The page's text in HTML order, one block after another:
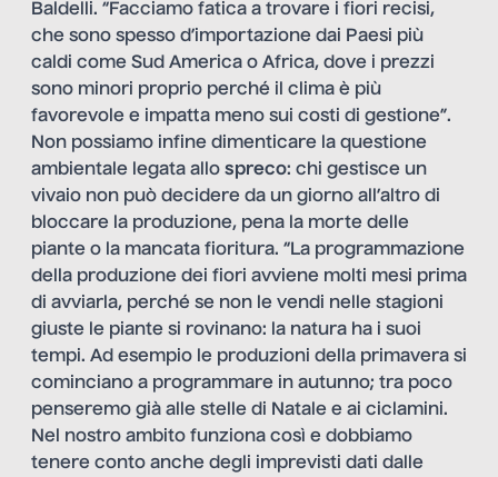
Baldelli. “Facciamo fatica a trovare i fiori recisi,
che sono spesso d’importazione dai Paesi più
caldi come Sud America o Africa, dove i prezzi
sono minori proprio perché il clima è più
favorevole e impatta meno sui costi di gestione”.
Non possiamo infine dimenticare la questione
ambientale legata allo spreco: chi gestisce un
vivaio non può decidere da un giorno all’altro di
bloccare la produzione, pena la morte delle
piante o la mancata fioritura. “La programmazione
della produzione dei fiori avviene molti mesi prima
di avviarla, perché se non le vendi nelle stagioni
giuste le piante si rovinano: la natura ha i suoi
tempi. Ad esempio le produzioni della primavera si
cominciano a programmare in autunno; tra poco
penseremo già alle stelle di Natale e ai ciclamini.
Nel nostro ambito funziona così e dobbiamo
tenere conto anche degli imprevisti dati dalle